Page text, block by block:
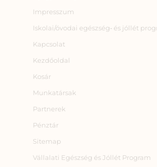
Impresszum
Iskolai/óvodai egészség‑ és jóllét
Kapcsolat
Kezdőoldal
Kosár
Munkatársak
Partnerek
Pénztár
Sitemap
Vállalati Egészség és Jóllét Program